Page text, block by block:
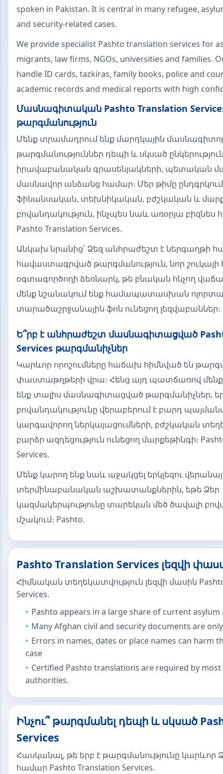
spoken in Pakistan. It is central in many refugee,
and security-related cases.
We provide specialist Pashto translation services for
migrants, law firms, NGOs, universities and families.
handle ID cards, tazkiras, family books, police and
academic records and medical reports with high
Մասնագիտական Pashto Translation
թարգմանություն
Մենք տրամադրում ենք մարդկային
թարգմանություններ դեպի և սկսած
իրավաբանական գրասենյակների, պետական
մասնավոր անձանց համար։ Մեր թիմը
ֆինանսական, տեխնիկական, բժշկական և
բովանդակություն, ինչպես նաև առօրյա բիզնես
Pashto Translation Services.
Անկախ նրանից՝ Ձեզ անհրաժեշտ է ներգաղթի
հավաստագրված թարգմանություն, նոր
օգտագործողի ձեռնարկ, թե բնական հնչող
մենք նշանակում ենք համապատասխան
տարածաշրջանային ֆոն ունեցող լեզվաբաններ։
Ե՞րբ է անհրաժեշտ մասնագիտացված
Services թարգմանիչներ
Կարևոր որոշումները հաճախ հիմնված են
փաստաթղթերի վրա։ Հենց այդ պատճառով մենք
ենք տալիս մասնագիտացված թարգմանիչներ,
բովանդակությունը վերաբերում է բարդ
կարգավորող ներկայացումների, բժշկական
բարձր ազդեցություն ունեցող մարքեթինգի։
Services.
Մենք կարող ենք նաև աջակցել երկլեզու
տերմինաբանական աշխատանքներին, եթե Ձեր
կազմակերպությունը տարեկան մեծ ծավալի
մշակում։ Pashto.
Pashto Translation Services լեզվի
Հիմնական տեղեկատվություն լեզվի մասին
Services.
Pashto appears in a large share of current
Many Afghan civil and security documents are
Errors in names, dates or place names can harm
case
Certified Pashto translations are required by
authorities.
Ինչու՞ թարգմանել դեպի և սկսած
Services
Հասկանալ, թե երբ է թարգմանությունը կարևոր
համար Pashto Translation Services.